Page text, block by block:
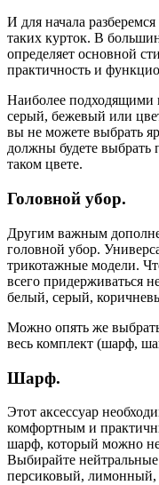
И для начала
таких курток. В
определяет основной
практичность и
Наиболее подходящими
серый, бежевый или
вы не можете выбрать
должны будете выбрать
таком цвете.
Головной убор.
Другим важным
головной убор.
трикотажные модели.
всего придерживаться
белый, серый,
Можно опять же
весь комплект (шарф,
Шарф.
Этот аксессуар
комфортным и
шарф, который можно
Выбирайте
персиковый,